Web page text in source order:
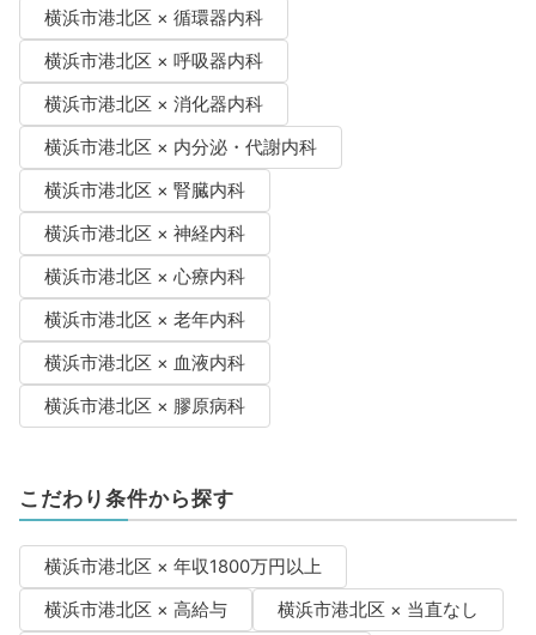
横浜市港北区 × 循環器内科
横浜市港北区 × 呼吸器内科
横浜市港北区 × 消化器内科
横浜市港北区 × 内分泌・代謝内科
横浜市港北区 × 腎臓内科
横浜市港北区 × 神経内科
横浜市港北区 × 心療内科
横浜市港北区 × 老年内科
横浜市港北区 × 血液内科
横浜市港北区 × 膠原病科
こだわり条件から探す
横浜市港北区 × 年収1800万円以上
横浜市港北区 × 高給与
横浜市港北区 × 当直なし